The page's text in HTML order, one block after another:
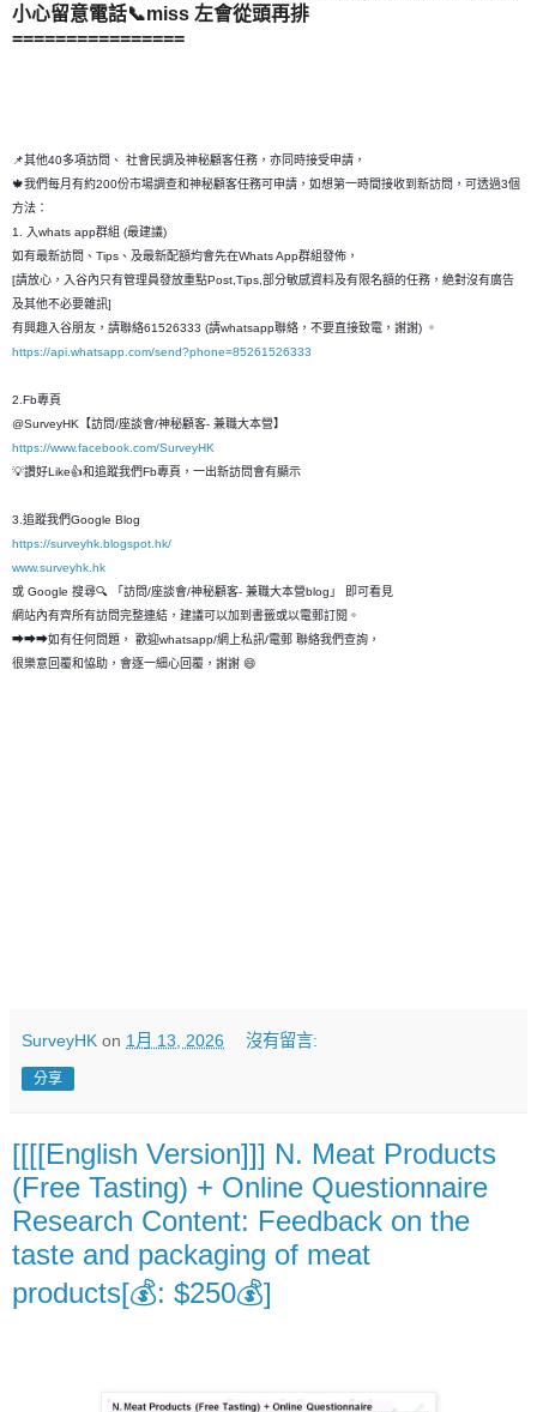
小心留意電話📞miss 左會從頭再排
================
📌其他40多項訪問、 社會民調及神秘顧客任務，亦同時接受申請，
🍁我們每月有約200份市場調查和神秘顧客任務可申請，如想第一時間接收到新訪問，可透過3個
方法：
1. 入whats app群組 (最建議)
如有最新訪問、Tips、及最新配額均會先在Whats App群組發佈，
[請放心，入谷內只有管理員發放重點Post,Tips,部分敏感資料及有限名額的任務，絶對沒有廣告
及其他不必要雜訊]
有興趣入谷朋友，請聯絡61526333 (請whatsapp聯絡，不要直接致電，謝謝) 。
https://api.whatsapp.com/send?phone=85261526333
2.Fb專頁
@SurveyHK【訪問/座談會/神秘顧客- 兼職大本營】
https://www.facebook.com/SurveyHK
💡讚好Like👍和追蹤我們Fb專頁，一出新訪問會有顯示
3.追蹤我們Google Blog
https://surveyhk.blogspot.hk/
www.surveyhk.hk
或 Google 搜尋🔍 「訪問/座談會/神秘顧客- 兼職大本營blog」 即可看見
網站內有齊所有訪問完整連結，建議可以加到書籤或以電郵訂閱。
➡➡➡如有任何問題， 歡迎whatsapp/網上私訊/電郵 聯絡我們查詢，
很樂意回覆和恊助，會逐一細心回覆，謝謝 😄
SurveyHK on 1月 13, 2026 沒有留言:
分享
[[[[English Version]]] N. Meat Products
(Free Tasting) + Online Questionnaire
Research Content: Feedback on the
taste and packaging of meat
products[💰: $250💰]